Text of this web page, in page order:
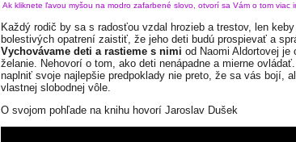
Ak kliknete ľavou myšou na modro zafarbené slovo, otvorí sa Vám o tom viac
Každý rodič by sa s radosťou vzdal hrozieb a trestov, len
bolestivých opatrení zaistiť, že jeho deti budú prospievať a
Vychovávame deti a rastieme s nimi od Naomi Aldortovej je
želanie. Nehovorí o tom, ako deti nenápadne a mierne
naplniť svoje najlepšie predpoklady nie preto, že sa vás bojí,
vlastnej slobodnej vôle.
O svojom pohľade na knihu hovorí Jaroslav Dušek